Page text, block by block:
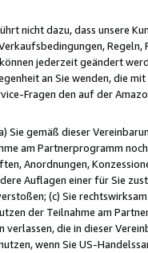
nicht dazu, dass unsere
jederzeit geändert
an Sie wenden, die
Fragen den auf der
Sie gemäß dieser
am Partnerprogramm
Anordnungen,
Auflagen einer für Sie
(c) Sie
der Teilnahme am
verlassen, die in dieser
wenn Sie US-